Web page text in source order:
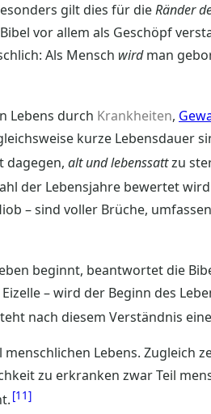
gilt dies für dieRänder
vor allem als Geschöpf
Als Mensch wirdman
Lebens durch Krankheiten,
kurze Lebensdauer
dagegen, alt und lebenssattzu
der Lebensjahre bewertet
– sind voller Brüche,
beginnt, beantwortet die
– wird der Beginn des
nach diesem Verständnis
Lebens. Zugleich
zu erkranken zwar Teil
11